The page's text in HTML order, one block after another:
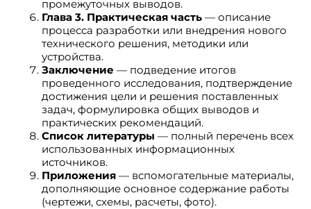
промежуточных выводов.
Глава 3. Практическая часть — описание
процесса разработки или внедрения нового
технического решения, методики или
устройства.
Заключение — подведение итогов
проведенного исследования, подтверждение
достижения цели и решения поставленных
задач, формулировка общих выводов и
практических рекомендаций.
Список литературы — полный перечень всех
использованных информационных
источников.
Приложения — вспомогательные материалы,
дополняющие основное содержание работы
(чертежи, схемы, расчеты, фото).